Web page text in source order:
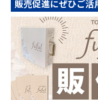
販売促進にぜひご活